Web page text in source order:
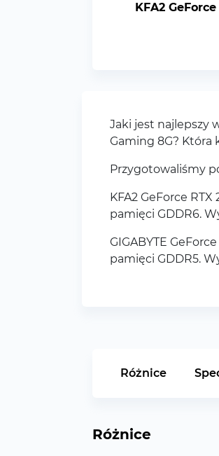
KFA2
Jaki jest najlepszy
Gaming 8G? Która
Przygotowaliśmy
KFA2 GeForce
pamięci GDDR6.
GIGABYTE
pamięci GDDR5.
Różnice
Różnice